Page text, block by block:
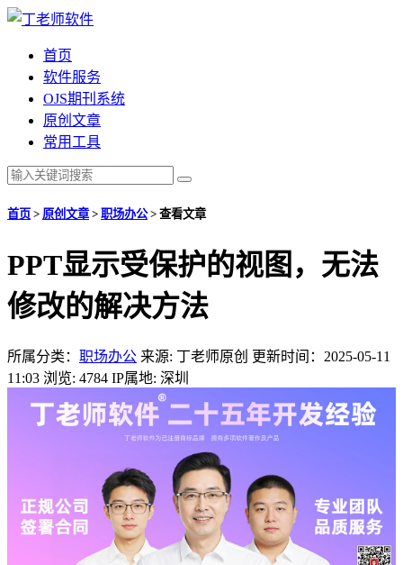
首页
软件服务
OJS期刊系统
原创文章
常用工具
首页 > 原创文章> 职场办公> 查看文章
PPT显示受保护的视图，无法
修改的解决方法
所属分类： 职场办公 来源: 丁老师原创 更新时间：2025-05-11
11:03 浏览: 4784 IP属地: 深圳